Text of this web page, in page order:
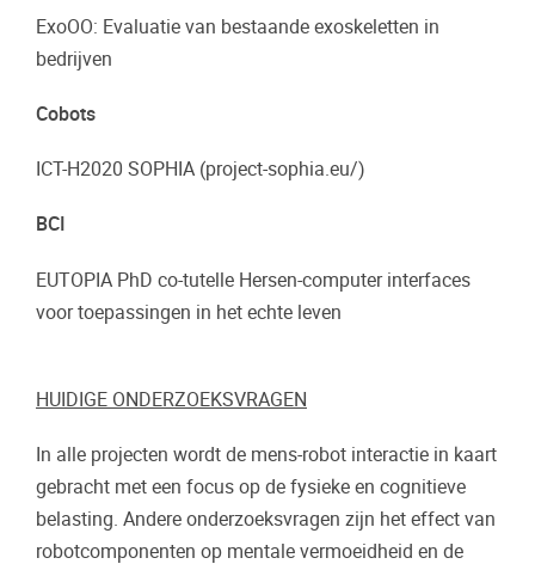
ExoOO: Evaluatie van bestaande exoskeletten in
bedrijven
Cobots
ICT-H2020 SOPHIA (project-sophia.eu/)
BCI
EUTOPIA PhD co-tutelle Hersen-computer interfaces
voor toepassingen in het echte leven
HUIDIGE ONDERZOEKSVRAGEN
In alle projecten wordt de mens-robot interactie in kaart
gebracht met een focus op de fysieke en cognitieve
belasting. Andere onderzoeksvragen zijn het effect van
robotcomponenten op mentale vermoeidheid en de